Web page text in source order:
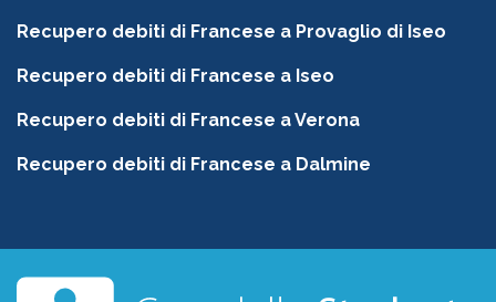
Recupero debiti di Francese a Provaglio di Iseo
Recupero debiti di Francese a Iseo
Recupero debiti di Francese a Verona
Recupero debiti di Francese a Dalmine